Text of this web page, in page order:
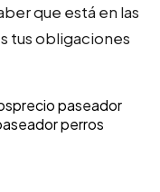
que está en las
tus obligaciones
precio paseador
perros